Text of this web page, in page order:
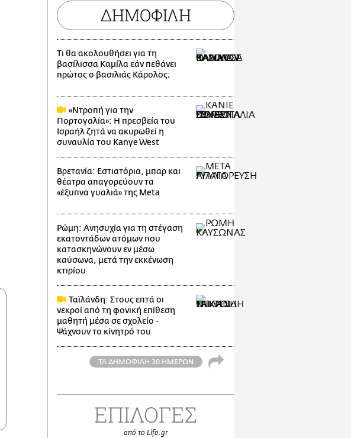
ΔΗΜΟΦΙΛΗ
Τι θα ακολουθήσει για τη
βασίλισσα Καμίλα εάν πεθάνει
πρώτος ο βασιλιάς Κάρολος;
«Ντροπή για την
Πορτογαλία»: Η πρεσβεία του
Ισραήλ ζητά να ακυρωθεί η
συναυλία του Kanye West
Βρετανία: Εστιατόρια, μπαρ και
θέατρα απαγορεύουν τα
«έξυπνα γυαλιά» της Meta
Ρώμη: Ανησυχία για τη στέγαση
εκατοντάδων ατόμων που
κατασκηνώνουν εν μέσω
καύσωνα, μετά την εκκένωση
κτιρίου
Ταϊλάνδη: Στους επτά οι
νεκροί από τη φονική επίθεση
μαθητή μέσα σε σχολείο -
Ψάχνουν το κίνητρό του
ΤΑ ΔΗΜΟΦΙΛΗ 30 ΗΜΕΡΩΝ
ΕΠΙΛΟΓΕΣ
από το Lifo.gr